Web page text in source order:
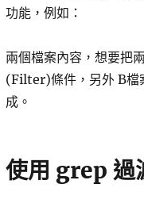
功能，例如：
兩個檔案內容，想要把
(Filter)條件，另外 B檔
成。
使用 grep 過